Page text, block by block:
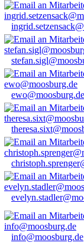
ewo@moosburg.de
info@moosburg.de